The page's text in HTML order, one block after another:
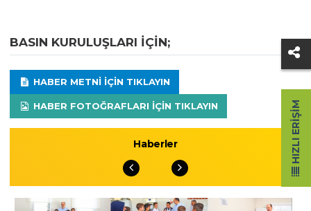
BASIN KURULUŞLARI IÇIN;
HABER METNI IÇIN TIKLAYIN
HABER FOTOĞRAFLARI IÇIN TIKLAYIN
Haberler HIZLI ERIŞIM